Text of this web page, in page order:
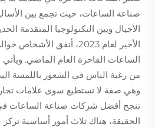
صناعة الساعات، حيث تجمع بين
الأجيال وبين التكنولوجيا المتقدمة
الساعات الفاخرة العام الماضي.
من رغبة الناس في الشعور باللمسة
وهي صفة لا تستطيع سوى علامات
تنجح أفضل شركات صناعة الساعات
الحقيقة، هناك ثلاث أمور أساسية تركز